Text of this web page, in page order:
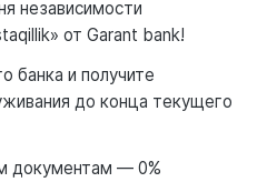
независимости
от Garant bank!
банка и получите
до конца текущего
документам — 0%